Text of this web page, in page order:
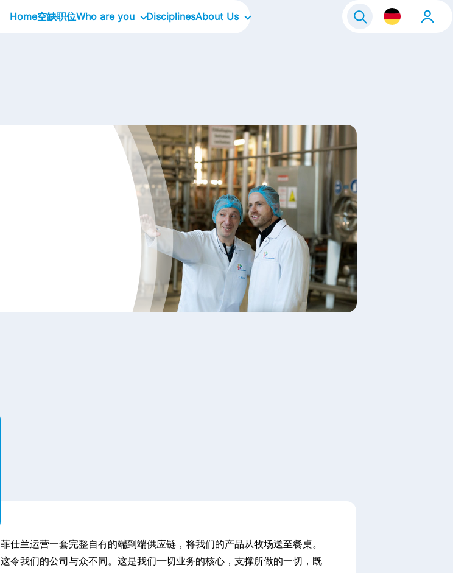
Home空缺职位Who are you DisciplinesAbout Us
Our Stories
Kontakt
内
容
菲仕兰运营一套完整自有的端到端供应链，将我们的产品从牧场送至餐桌。
这令我们的公司与众不同。这是我们一切业务的核心，支撑所做的一切，既